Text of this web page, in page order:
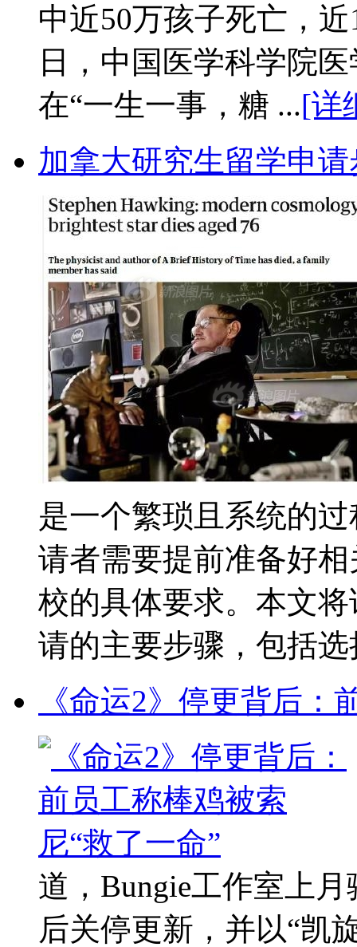
中近50万孩子死亡，
日，中国医学科学院
在“一生一事，糖 ...[详
加拿大研究生留学申请
是一个繁琐且系统的
请者需要提前准备好
校的具体要求。本文
请的主要步骤，包括
《命运2》停更背后：
道，Bungie工作室上
后关停更新，并以“凯